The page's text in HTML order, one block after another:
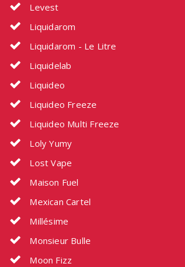
Levest
Liquidarom
Liquidarom - Le Litre
Liquidelab
Liquideo
Liquideo Freeze
Liquideo Multi Freeze
Loly Yumy
Lost Vape
Maison Fuel
Mexican Cartel
Millésime
Monsieur Bulle
Moon Fizz